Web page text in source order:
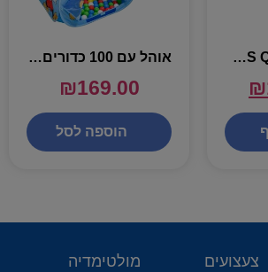
OCULUS QUEST 2 128GB – ערכת מציאות מדומה
₪
אוהל עם 100 כדורים – מיקי מאוס
₪169.00
הוספה לסל
צעצועים מולטימדיה